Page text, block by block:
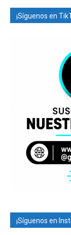
¡Síguenos en
¡Síguenos en